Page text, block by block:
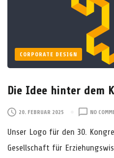
CORPORATE DESIGN
Die Idee hinter dem
20. FEBRUAR 2025 NO
Unser Logo für den 30.
Gesellschaft für